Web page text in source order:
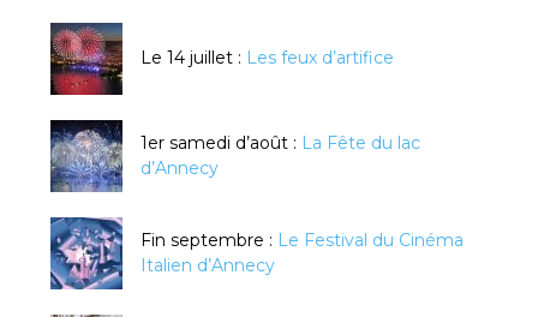
Le 14 juillet : Les feux d’artifice
1er samedi d’août : La Fête du lac
d’Annecy
Fin septembre : Le Festival du Cinéma
Italien d’Annecy